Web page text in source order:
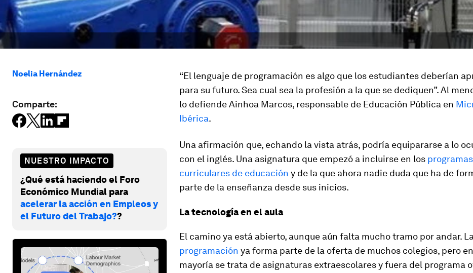
Noelia Hernández
Comparte:
NUESTRO IMPACTO
¿Qué está haciendo el Foro
Económico Mundial para
acelerar la acción en Empleos y
el Futuro del Trabajo??
“El lenguaje de programación es algo que los estudiantes deberían
para su futuro. Sea cual sea la profesión a la que se dediquen”. Al
lo defiende Ainhoa Marcos, responsable de Educación Pública en
Ibérica.
Una afirmación que, echando la vista atrás, podría equipararse a lo
con el inglés. Una asignatura que empezó a incluirse en los programas
curriculares de educación y de la que ahora nadie duda que ha de
parte de la enseñanza desde sus inicios.
La tecnología en el aula
El camino ya está abierto, aunque aún falta mucho tramo por andar. La
programación ya forma parte de la oferta de muchos colegios, pero
mayoría se trata de asignaturas extraescolares y fuera del programa